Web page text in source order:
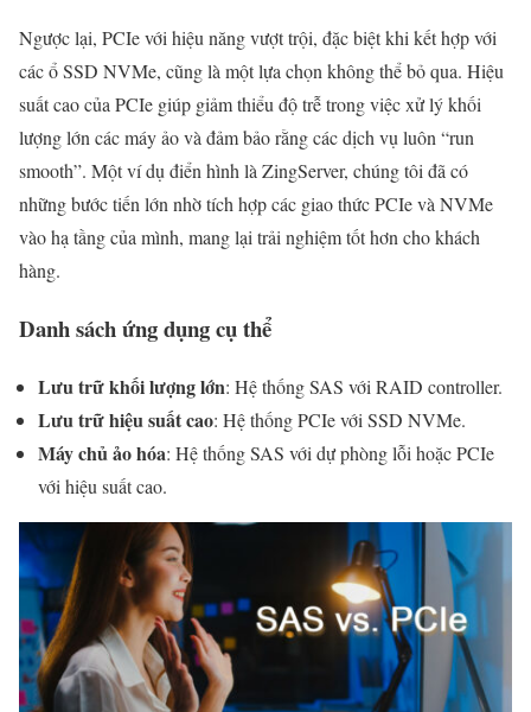
Ngược lại, PCIe với hiệu năng vượt trội, đặc biệt khi kết hợp với
các ổ SSD NVMe, cũng là một lựa chọn không thể bỏ qua. Hiệu
suất cao của PCIe giúp giảm thiểu độ trễ trong việc xử lý khối
lượng lớn các máy ảo và đảm bảo rằng các dịch vụ luôn “run
smooth”. Một ví dụ điển hình là ZingServer, chúng tôi đã có
những bước tiến lớn nhờ tích hợp các giao thức PCIe và NVMe
vào hạ tầng của mình, mang lại trải nghiệm tốt hơn cho khách
hàng.
Danh sách ứng dụng cụ thể
Lưu trữ khối lượng lớn: Hệ thống SAS với RAID controller.
Lưu trữ hiệu suất cao: Hệ thống PCIe với SSD NVMe.
Máy chủ ảo hóa: Hệ thống SAS với dự phòng lỗi hoặc PCIe
với hiệu suất cao.